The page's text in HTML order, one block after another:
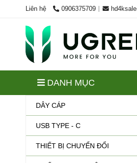
Liên hệ 0906375709
DANH MỤC
DÂY CÁP
USB TYPE - C
THIẾT BỊ CHUYỂN ĐỔI